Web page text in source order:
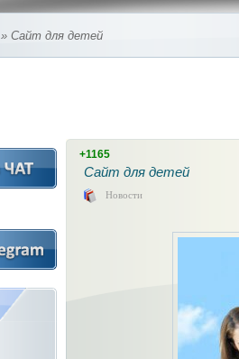
» Сайт для детей
+1165
Сайт для детей
Новости